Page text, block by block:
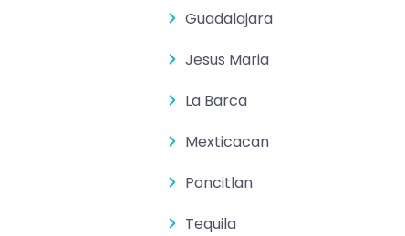
Guadalajara
Jesus Maria
La Barca
Mexticacan
Poncitlan
Tequila